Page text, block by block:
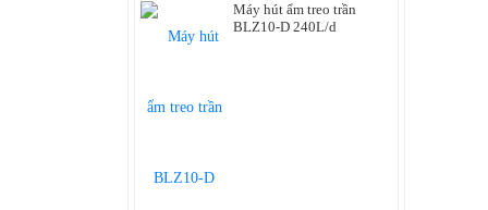
Máy hút ẩm treo trần
BLZ10-D 240L/d